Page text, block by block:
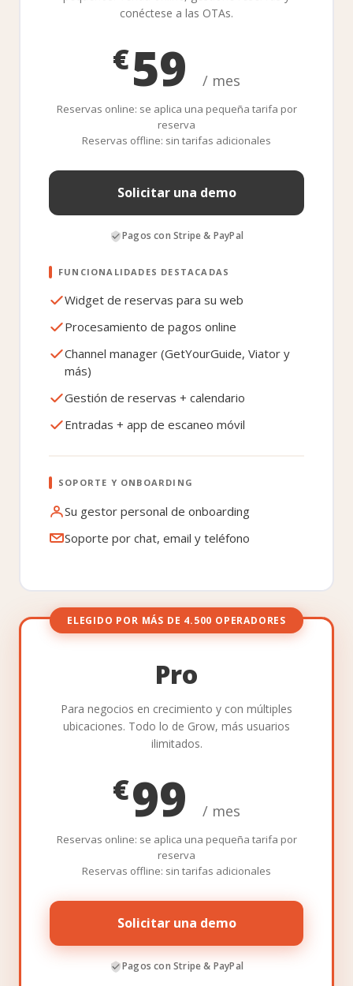
conéctese a las OTAs.
€59 / mes
Reservas online: se aplica una pequeña tarifa por
reserva
Reservas offline: sin tarifas adicionales
Solicitar una demo
Pagos con Stripe & PayPal
FUNCIONALIDADES DESTACADAS
Widget de reservas para su web
Procesamiento de pagos online
Channel manager (GetYourGuide, Viator y
más)
Gestión de reservas + calendario
Entradas + app de escaneo móvil
SOPORTE Y ONBOARDING
Su gestor personal de onboarding
Soporte por chat, email y teléfono
ELEGIDO POR MÁS DE 4.500 OPERADORES
Pro
Para negocios en crecimiento y con múltiples
ubicaciones. Todo lo de Grow, más usuarios
ilimitados.
€99 / mes
Reservas online: se aplica una pequeña tarifa por
reserva
Reservas offline: sin tarifas adicionales
Solicitar una demo
Pagos con Stripe & PayPal